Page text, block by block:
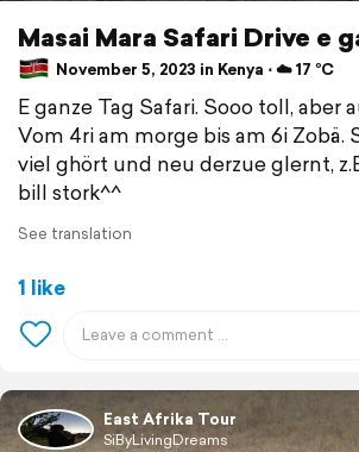
Masai Mara Safari Drive e
November 5, 2023 in Kenya ⋅ ☁️ 17 °C
E ganze Tag Safari. Sooo toll, aber
Vom 4ri am morge bis am 6i Zobä.
viel ghört und neu derzue glernt,
bill stork^^
See translation
1 like
East Afrika Tour
SiByLivingDreams